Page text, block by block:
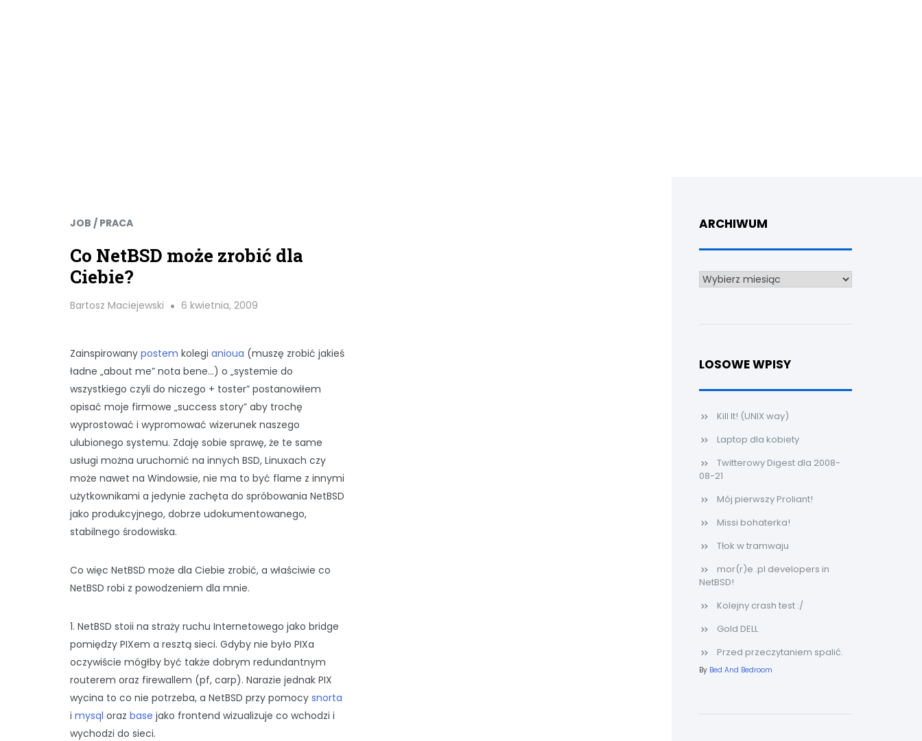
JOB / PRACA
Co NetBSD może zrobić dla
Ciebie?
Bartosz Maciejewski 6 kwietnia, 2009
Zainspirowany postem kolegi anioua (muszę zrobić jakieś
ładne „about me” nota bene…) o „systemie do
wszystkiego czyli do niczego + toster” postanowiłem
opisać moje firmowe „success story” aby trochę
wyprostować i wypromować wizerunek naszego
ulubionego systemu. Zdaję sobie sprawę, że te same
usługi można uruchomić na innych BSD, Linuxach czy
może nawet na Windowsie, nie ma to być flame z innymi
użytkownikami a jedynie zachęta do spróbowania NetBSD
jako produkcyjnego, dobrze udokumentowanego,
stabilnego środowiska.
Co więc NetBSD może dla Ciebie zrobić, a właściwie co
NetBSD robi z powodzeniem dla mnie.
1. NetBSD stoii na straży ruchu Internetowego jako bridge
pomiędzy PIXem a resztą sieci. Gdyby nie było PIXa
oczywiście mógłby być także dobrym redundantnym
routerem oraz firewallem (pf, carp). Narazie jednak PIX
wycina to co nie potrzeba, a NetBSD przy pomocy snorta
i mysql oraz base jako frontend wizualizuje co wchodzi i
wychodzi do sieci.
ARCHIWUM
Archiwum
LOSOWE WPISY
Kill It! (UNIX way)
Laptop dla kobiety
Twitterowy Digest dla 2008-
08-21
Mój pierwszy Proliant!
Missi bohaterka!
Tłok w tramwaju
mor(r)e .pl developers in
NetBSD!
Kolejny crash test :/
Gold DELL
Przed przeczytaniem spalić.
By Bed And Bedroom